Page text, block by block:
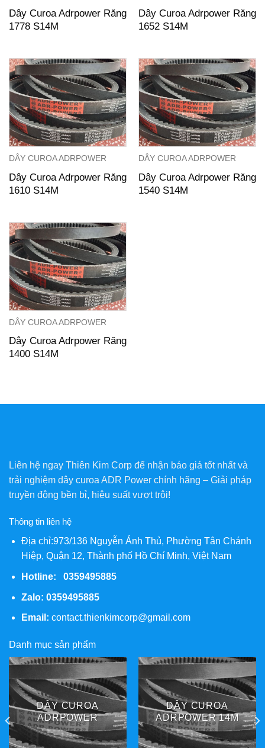
Dây Curoa Adrpower Răng
1778 S14M
Dây Curoa Adrpower Răng
1652 S14M
DÂY CUROA ADRPOWER
Dây Curoa Adrpower Răng
1610 S14M
DÂY CUROA ADRPOWER
Dây Curoa Adrpower Răng
1540 S14M
DÂY CUROA ADRPOWER
Dây Curoa Adrpower Răng
1400 S14M
Liên hệ ngay Thiên Kim Corp để nhận báo giá tốt nhất và
trải nghiệm dây curoa ADR Power chính hãng – Giải pháp
truyền động bền bỉ, hiệu suất vượt trội!
Thông tin liên hệ
Địa chỉ:973/136 Nguyễn Ảnh Thủ, Phường Tân Chánh
Hiệp, Quận 12, Thành phố Hồ Chí Minh, Việt Nam
Hotline: 0359495885
Zalo: 0359495885
Email: contact.thienkimcorp@gmail.com
Danh mục sản phẩm
14M
DÂY CUROA
ADRPOWER 3PK
DÂY